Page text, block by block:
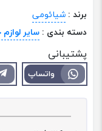
برند : شیائومی
دسته بندی : سایر
پشتیبانی
واتساپ